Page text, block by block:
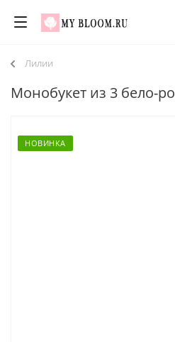
Лилии
Монобукет из 3 бело-
НОВИНКА